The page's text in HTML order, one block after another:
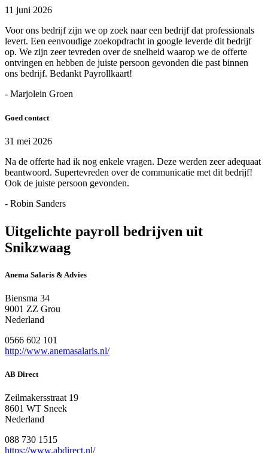
11 juni 2026
Voor ons bedrijf zijn we op zoek naar een bedrijf dat professionals
levert. Een eenvoudige zoekopdracht in google leverde dit bedrijf
op. We zijn zeer tevreden over de snelheid waarop we de offerte
ontvingen en hebben de juiste persoon gevonden die past binnen
ons bedrijf. Bedankt Payrollkaart!
- Marjolein Groen
Goed contact
31 mei 2026
Na de offerte had ik nog enkele vragen. Deze werden zeer adequaat
beantwoord. Supertevreden over de communicatie met dit bedrijf!
Ook de juiste persoon gevonden.
- Robin Sanders
Uitgelichte payroll bedrijven uit
Snikzwaag
Anema Salaris & Advies
Biensma 34
9001 ZZ Grou
Nederland
0566 602 101
http://www.anemasalaris.nl/
AB Direct
Zeilmakersstraat 19
8601 WT Sneek
Nederland
088 730 1515
https://www.abdirect.nl/